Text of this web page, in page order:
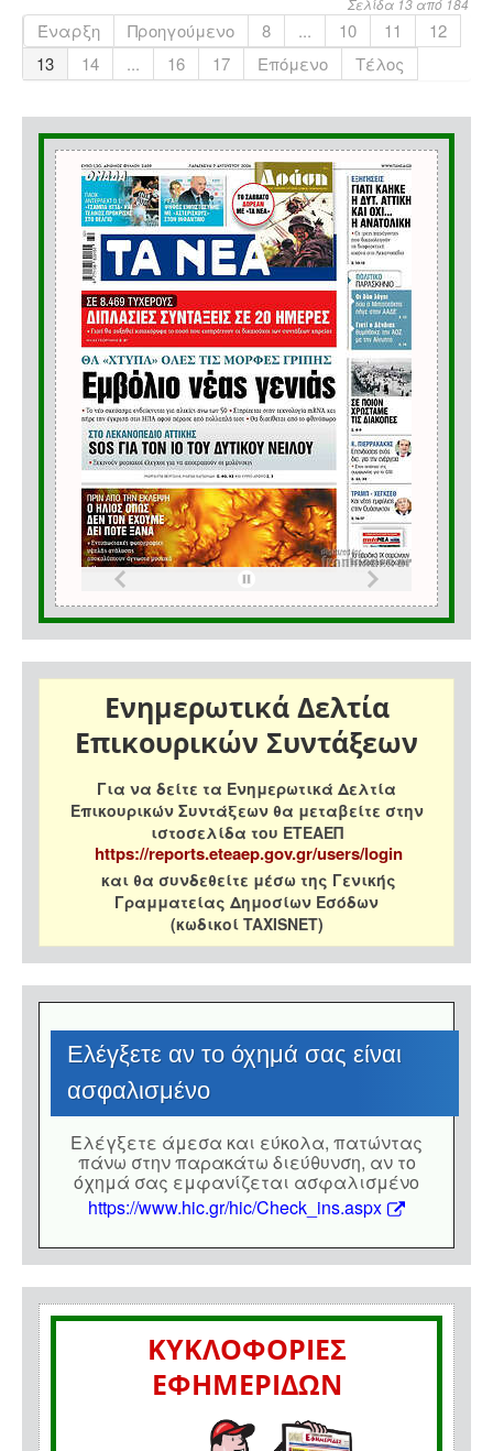
Σελίδα 13 από 184
Έναρξη Προηγούμενο 8 ... 10 11
12
13
14 ... 16 17 Επόμενο Τέλος
Ενημερωτικά Δελτία
Επικουρικών Συντάξεων
Για να δείτε τα Ενημερωτικά Δελτία
Επικουρικών Συντάξεων θα μεταβείτε στην
ιστοσελίδα του ΕΤΕΑΕΠ
https://reports.eteaep.gov.gr/users/login
και θα συνδεθείτε μέσω της Γενικής
Γραμματείας Δημοσίων Εσόδων
(κωδικοί TAXISNET)
Eλέγξετε αν το όχημά σας είναι
ασφαλισμένο
Eλέγξετε άμεσα και εύκολα, πατώντας
πάνω στην παρακάτω διεύθυνση, αν το
όχημά σας εμφανίζεται ασφαλισμένο
https://www.hic.gr/hic/Check_ins.aspx
ΚΥΚΛΟΦΟΡΙΕΣ
ΕΦΗΜΕΡΙΔΩΝ